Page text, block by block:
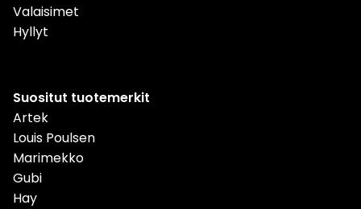
Valaisimet
Hyllyt
Suositut tuotemerkit
Artek
Louis Poulsen
Marimekko
Gubi
Hay